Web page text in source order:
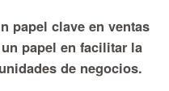
papel clave en ventas
papel en facilitar la
de negocios.